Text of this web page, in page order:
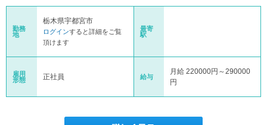
勤務
地
栃木県宇都宮市
ログインすると詳細をご覧
頂けます
最寄
駅
雇用
形態
正社員 給与
月給 220000円～290000
円